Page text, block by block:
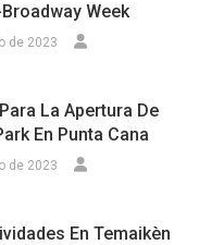
Week
de 2023
La Apertura De
En Punta Cana
de 2023
En Temaikèn